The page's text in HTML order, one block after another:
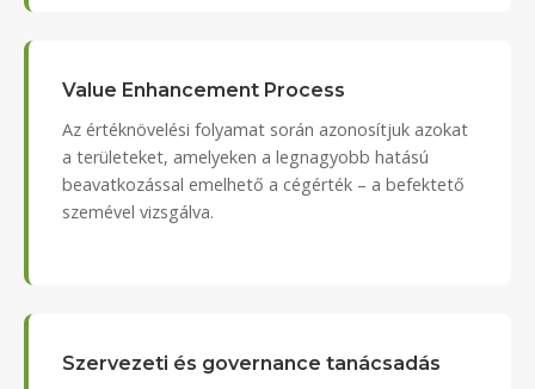
Value Enhancement Process
Az értéknövelési folyamat során azonosítjuk azokat
a területeket, amelyeken a legnagyobb hatású
beavatkozással emelhető a cégérték – a befektető
szemével vizsgálva.
Szervezeti és governance tanácsadás